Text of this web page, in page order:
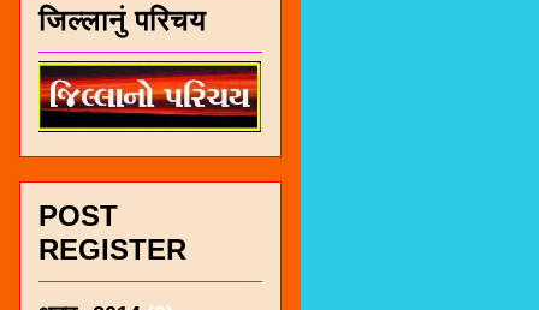
जिल्लानुं परिचय
POST
REGISTER